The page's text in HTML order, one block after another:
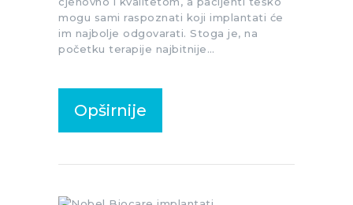
mogu sami raspoznati koji implantati će
im najbolje odgovarati. Stoga je, na
početku terapije najbitnije…
Opširnije